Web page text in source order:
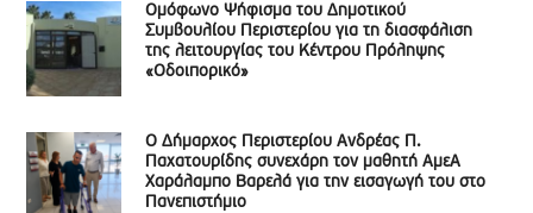
Ομόφωνο Ψήφισμα του Δημοτικού
Συμβουλίου Περιστερίου για τη διασφάλιση
της λειτουργίας του Κέντρου Πρόληψης
«Οδοιπορικό»
Ο Δήμαρχος Περιστερίου Ανδρέας Π.
Παχατουρίδης συνεχάρη τον μαθητή ΑμεΑ
Χαράλαμπο Βαρελά για την εισαγωγή του στο
Πανεπιστήμιο